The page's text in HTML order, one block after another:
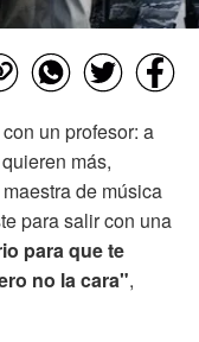
un profesor: a
más,
de música
para salir con una
para que te
no la cara",